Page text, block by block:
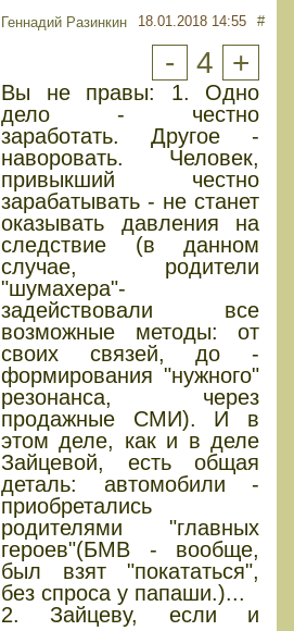
Геннадий Разинкин 18.01.2018 14:55 #
- 4 +
Вы не правы: 1. Одно
дело - честно
заработать. Другое -
наворовать. Человек,
привыкший честно
зарабатывать - не станет
оказывать давления на
следствие (в данном
случае, родители
"шумахера"-
задействовали все
возможные методы: от
своих связей, до -
формирования "нужного"
резонанса, через
продажные СМИ). И в
этом деле, как и в деле
Зайцевой, есть общая
деталь: автомобили -
приобретались
родителями "главных
героев"(БМВ - вообще,
был взят "покататься",
без спроса у папаши.)...
2. Зайцеву, если и